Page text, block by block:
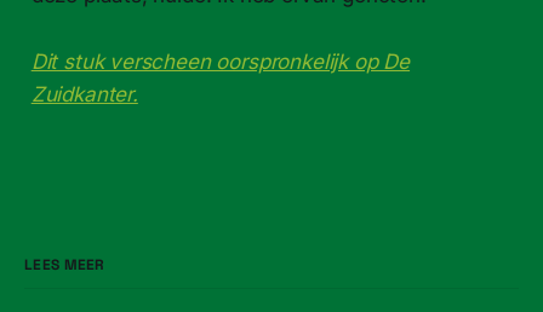
Dit stuk verscheen oorspronkelijk op De
Zuidkanter.
LEES MEER